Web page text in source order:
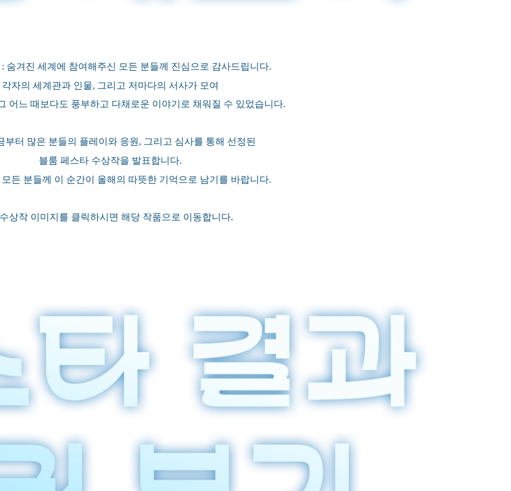
숨겨진 세계에 참여해주신 모든 분들께 진심으로 감사드립니다.
각자의 세계관과 인물, 그리고 저마다의 서사가 모여
어느 때보다도 풍부하고 다채로운 이야기로 채워질 수 있었습니다.
부터 많은 분들의 플레이와 응원, 그리고 심사를 통해 선정된
블룸 페스타 수상작을 발표합니다.
든 분들께 이 순간이 올해의 따뜻한 기억으로 남기를 바랍니다.
상작 이미지를 클릭하시면 해당 작품으로 이동합니다.